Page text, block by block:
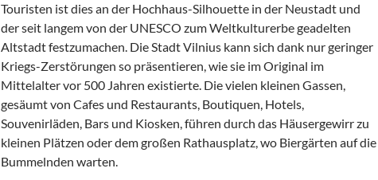
Touristen ist dies an der Hochhaus-Silhouette in der Neustadt und
der seit langem von der UNESCO zum Weltkulturerbe geadelten
Altstadt festzumachen. Die Stadt Vilnius kann sich dank nur geringer
Kriegs-Zerstörungen so präsentieren, wie sie im Original im
Mittelalter vor 500 Jahren existierte. Die vielen kleinen Gassen,
gesäumt von Cafes und Restaurants, Boutiquen, Hotels,
Souvenirläden, Bars und Kiosken, führen durch das Häusergewirr zu
kleinen Plätzen oder dem großen Rathausplatz, wo Biergärten auf die
Bummelnden warten.